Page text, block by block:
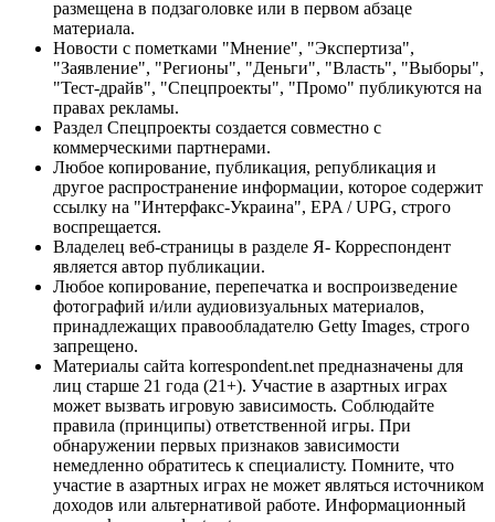
размещена в подзаголовке или в первом абзаце
материала.
Новости с пометками "Мнение", "Экспертиза",
"Заявление", "Регионы", "Деньги", "Власть", "Выборы",
"Тест-драйв", "Спецпроекты", "Промо" публикуются на
правах рекламы.
Раздел Спецпроекты создается совместно с
коммерческими партнерами.
Любое копирование, публикация, републикация и
другое распространение информации, которое содержит
ссылку на "Интерфакс-Украина", EPA / UPG, строго
воспрещается.
Владелец веб-страницы в разделе Я- Корреспондент
является автор публикации.
Любое копирование, перепечатка и воспроизведение
фотографий и/или аудиовизуальных материалов,
принадлежащих правообладателю Getty Images, строго
запрещено.
Материалы сайта korrespondent.net предназначены для
лиц старше 21 года (21+). Участие в азартных играх
может вызвать игровую зависимость. Соблюдайте
правила (принципы) ответственной игры. При
обнаружении первых признаков зависимости
немедленно обратитесь к специалисту. Помните, что
участие в азартных играх не может являться источником
доходов или альтернативой работе. Информационный